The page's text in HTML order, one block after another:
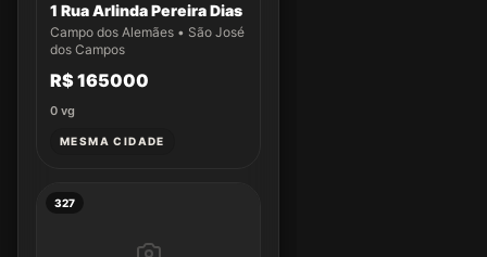
1 Rua Arlinda Pereira Dias
Campo dos Alemães • São José
dos Campos
R$ 165000
0 vg
MESMA CIDADE
327